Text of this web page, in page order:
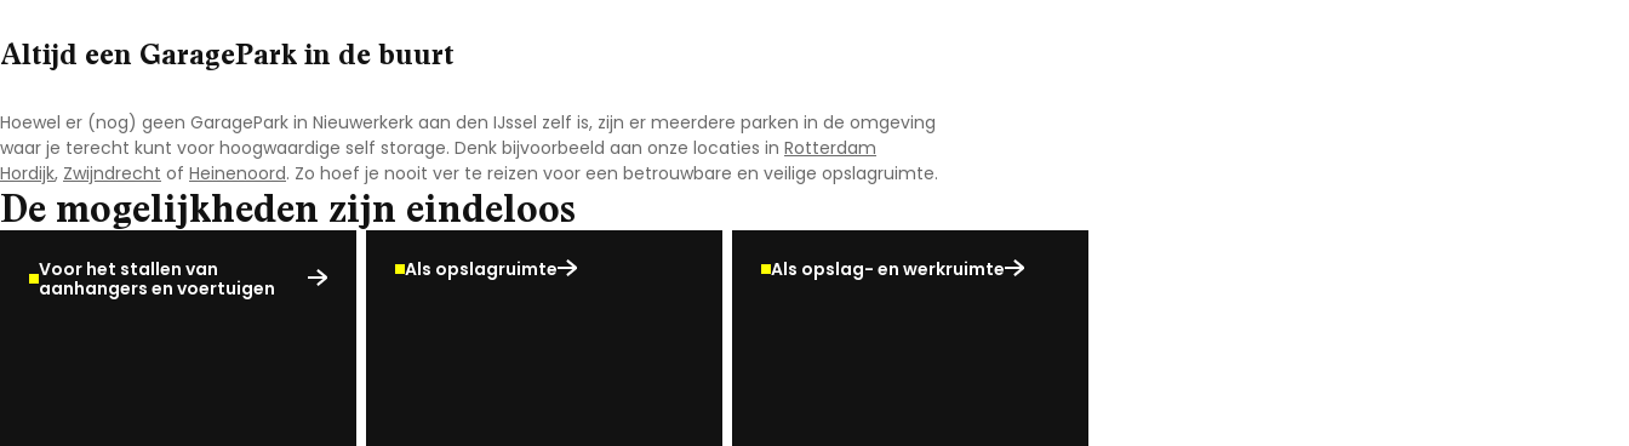
Altijd een GaragePark in de buurt
Hoewel er (nog) geen GaragePark in Nieuwerkerk aan den IJssel zelf is, zijn er meerdere parken in de omgeving
waar je terecht kunt voor hoogwaardige self storage. Denk bijvoorbeeld aan onze locaties in Rotterdam
Hordijk, Zwijndrecht of Heinenoord. Zo hoef je nooit ver te reizen voor een betrouwbare en veilige opslagruimte.
De mogelijkheden zijn eindeloos
Voor het stallen van
aanhangers en voertuigen
Als opslagruimte Als opslag- en werkruimte